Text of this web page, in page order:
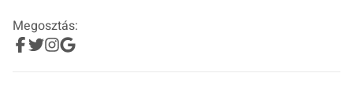
Megosztás: